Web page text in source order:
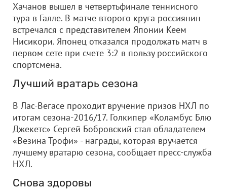
Хачанов вышел в четвертьфинале теннисного
тура в Галле. В матче второго круга россиянин
встречался с представителем Японии Кеем
Нисикори. Японец отказался продолжать матч в
первом сете при счете 3:2 в пользу российского
спортсмена.
Лучший вратарь сезона
В Лас-Вегасе проходит вручение призов НХЛ по
итогам сезона-2016/17. Голкипер «Коламбус Блю
Джекетс» Сергей Бобровский стал обладателем
«Везина Трофи» - награды, которая вручается
лучшему вратарю сезона, сообщает пресс-служба
НХЛ.
Снова здоровы